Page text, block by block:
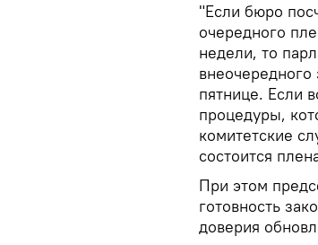
"Если бюро
очередного
недели, то
пятнице. Если
процедуры,
комитетские
состоится
При этом
готовность
доверия